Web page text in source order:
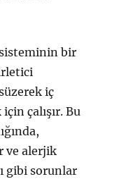
sisteminin bir
iç
çalışır. Bu
ve alerjik
gibi sorunlar